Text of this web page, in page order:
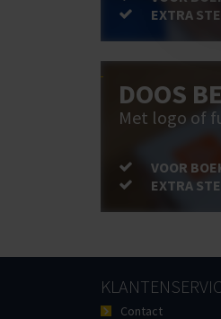
EXTRA
DOOS
Met logo of
VOOR
EXTRA
Contact